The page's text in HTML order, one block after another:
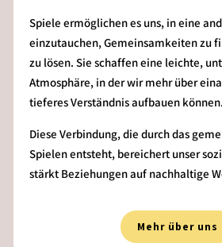
Spiele ermöglichen es uns, in eine
einzutauchen, Gemeinsamkeiten zu
zu lösen. Sie schaffen eine leichte,
Atmosphäre, in der wir mehr über
tieferes Verständnis aufbauen können.
Diese Verbindung, die durch das
Spielen entsteht, bereichert unser
stärkt Beziehungen auf nachhaltige
Mehr über uns